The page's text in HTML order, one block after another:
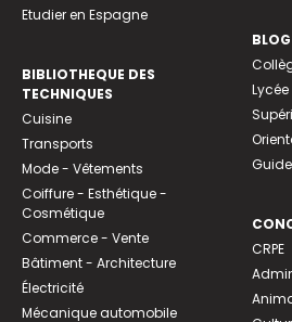
Etudier en Espagne
BIBLIOTHEQUE DES
TECHNIQUES
Cuisine
Transports
Mode - Vêtements
Coiffure - Esthétique -
Cosmétique
Commerce - Vente
Bâtiment - Architecture
Électricité
Mécanique automobile
BLOG
Lycée
CRPE